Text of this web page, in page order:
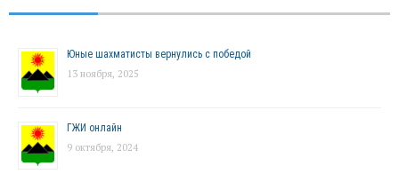
Юные шахматисты вернулись с победой
13 ноября, 2025
ГЖИ онлайн
9 октября, 2024